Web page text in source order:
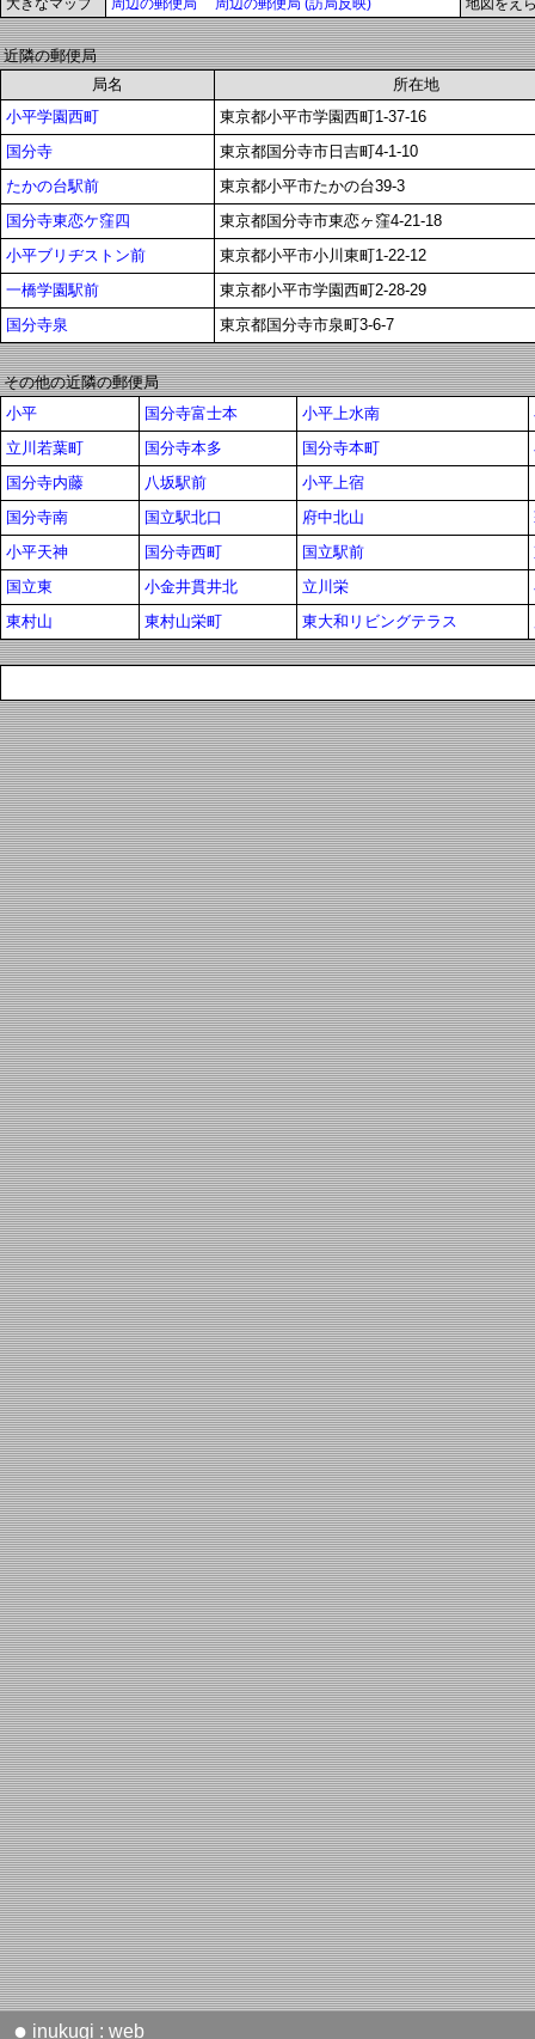
大きなマップ 周辺の郵便局 周辺の郵便局 (訪局反映) 地図をえ
近隣の郵便局
局名
所在地
小平学園西町
東京都小平市学園西町1-37-16
国分寺
東京都国分寺市日吉町4-1-10
たかの台駅前
東京都小平市たかの台39-3
国分寺東恋ケ窪四
東京都国分寺市東恋ヶ窪4-21-18
小平ブリヂストン前
東京都小平市小川東町1-22-12
一橋学園駅前
東京都小平市学園西町2-28-29
国分寺泉
東京都国分寺市泉町3-6-7
その他の近隣の郵便局
小平
国分寺富士本 小平上水南
立川若葉町
国分寺本多 国分寺本町
国分寺内藤
八坂駅前 小平上宿
国分寺南
国立駅北口 府中北山
小平天神
国分寺西町 国立駅前
国立東
小金井貫井北 立川栄
東村山
東村山栄町 東大和リビングテラス
● inukugi : web